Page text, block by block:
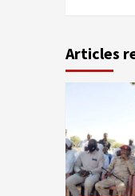
Articles